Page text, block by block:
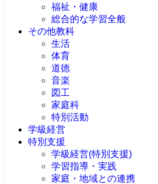
福祉・健康
総合的な学習全般
その他教科
生活
体育
道徳
音楽
図工
家庭科
特別活動
学級経営
特別支援
学級経営(特別支援)
学習指導・実践
家庭・地域との連携